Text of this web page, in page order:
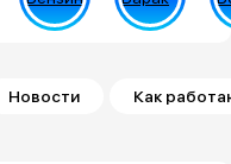
Новости Как